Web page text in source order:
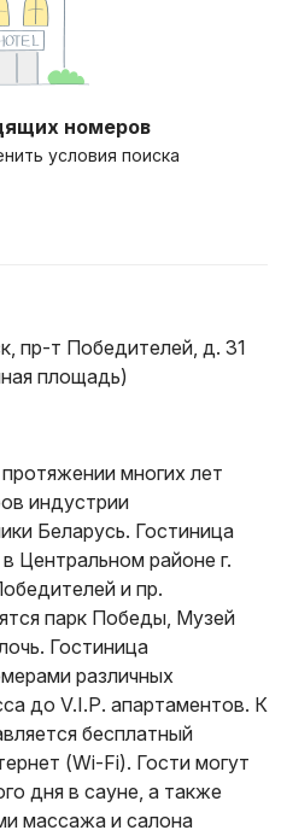
номеров
условия поиска
пр-т Победителей, д. 31
площадь)
многих лет
индустрии
Беларусь. Гостиница
Центральном районе г.
и пр.
парк Победы, Музей
Гостиница
различных
до V.I.P. апартаментов. К
бесплатный
(Wi-Fi). Гости могут
дня в сауне, а также
массажа и салона